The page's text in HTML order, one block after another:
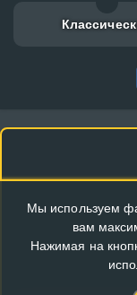
Мы используем
вам
Нажимая на